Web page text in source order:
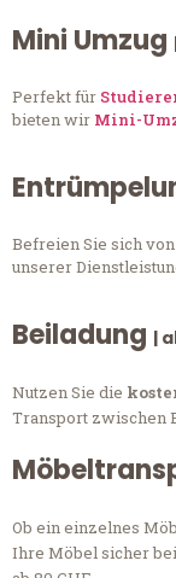
Mini Umzug
Perfekt für
bieten wir Mini-
Befreien Sie sich
unserer
Beiladung |
Nutzen Sie die
Transport zwischen
Ob ein einzelnes
Ihre Möbel sicher